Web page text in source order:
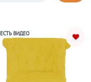
ЕСТЬ ВИДЕО